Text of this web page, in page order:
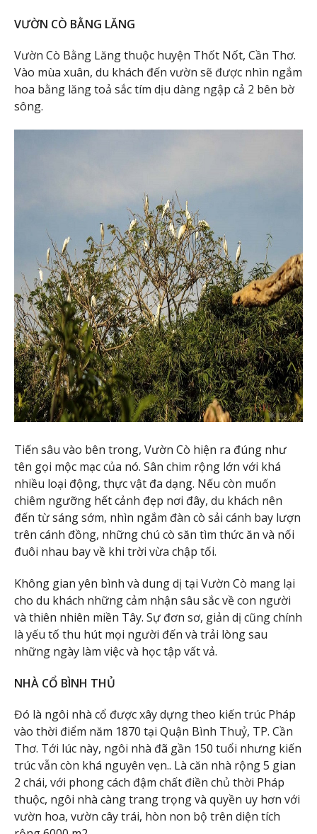
VƯỜN CÒ BẰNG LĂNG
Vườn Cò Bằng Lăng thuộc huyện Thốt Nốt, Cần Thơ.
Vào mùa xuân, du khách đến vườn sẽ được nhìn ngắm
hoa bằng lăng toả sắc tím dịu dàng ngập cả 2 bên bờ
sông.
Tiến sâu vào bên trong, Vườn Cò hiện ra đúng như
tên gọi mộc mạc của nó. Sân chim rộng lớn với khá
nhiều loại động, thực vật đa dạng. Nếu còn muốn
chiêm ngưỡng hết cảnh đẹp nơi đây, du khách nên
đến từ sáng sớm, nhìn ngắm đàn cò sải cánh bay lượn
trên cánh đồng, những chú cò săn tìm thức ăn và nối
đuôi nhau bay về khi trời vừa chập tối.
Không gian yên bình và dung dị tại Vườn Cò mang lại
cho du khách những cảm nhận sâu sắc về con người
và thiên nhiên miền Tây. Sự đơn sơ, giản dị cũng chính
là yếu tố thu hút mọi người đến và trải lòng sau
những ngày làm việc và học tập vất vả.
NHÀ CỔ BÌNH THỦ
Đó là ngôi nhà cổ được xây dựng theo kiến trúc Pháp
vào thời điểm năm 1870 tại Quận Bình Thuỷ, TP. Cần
Thơ. Tới lúc này, ngôi nhà đã gần 150 tuổi nhưng kiến
trúc vẫn còn khá nguyên vẹn.. Là căn nhà rộng 5 gian
2 chái, với phong cách đậm chất điền chủ thời Pháp
thuộc, ngôi nhà càng trang trọng và quyền uy hơn với
vườn hoa, vườn cây trái, hòn non bộ trên diện tích